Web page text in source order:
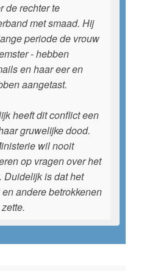
de rechter te
met smaad. Hij
periode de vrouw
- hebben
en haar eer en
aangetast.
heeft dit conflict een
gruwelijke dood.
wil nooit
op vragen over het
Duidelijk is dat het
andere betrokkenen